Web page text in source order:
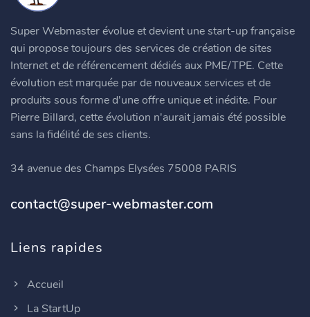
Super Webmaster évolue et devient une start-up française
qui propose toujours des services de création de sites
Internet et de référencement dédiés aux PME/TPE. Cette
évolution est marquée par de nouveaux services et de
produits sous forme d'une offre unique et inédite. Pour
Pierre Billard, cette évolution n'aurait jamais été possible
sans la fidélité de ses clients.
34 avenue des Champs Elysées 75008 PARIS
contact@super-webmaster.com
Liens rapides
Accueil
La StartUp